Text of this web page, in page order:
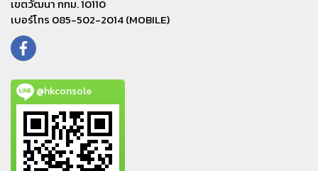
เขตวัฒนา กทม. 10110
เบอร์โทร 085-502-2014 (MOBILE)
@hkconsole